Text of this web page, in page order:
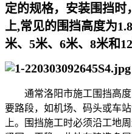
定的规格，安装围挡时
上,常见的围挡高度为
米、5米、6米、8米和12
通常洛阳市施工围挡高度
要路段，如机场、码头或车
上。围挡施工时必须沿工地